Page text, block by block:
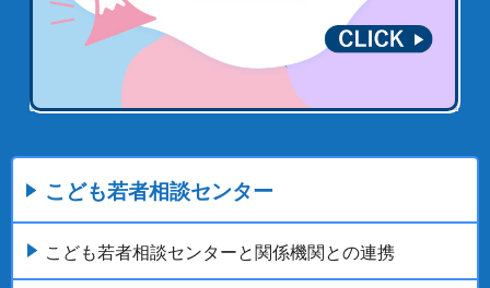
こども若者相談センター
こども若者相談センターと関係機関との連携